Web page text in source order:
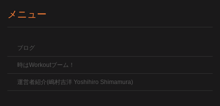
メニュー
ブログ
時はWorkoutブーム！
運営者紹介(嶋村吉洋 Yoshihiro Shimamura)